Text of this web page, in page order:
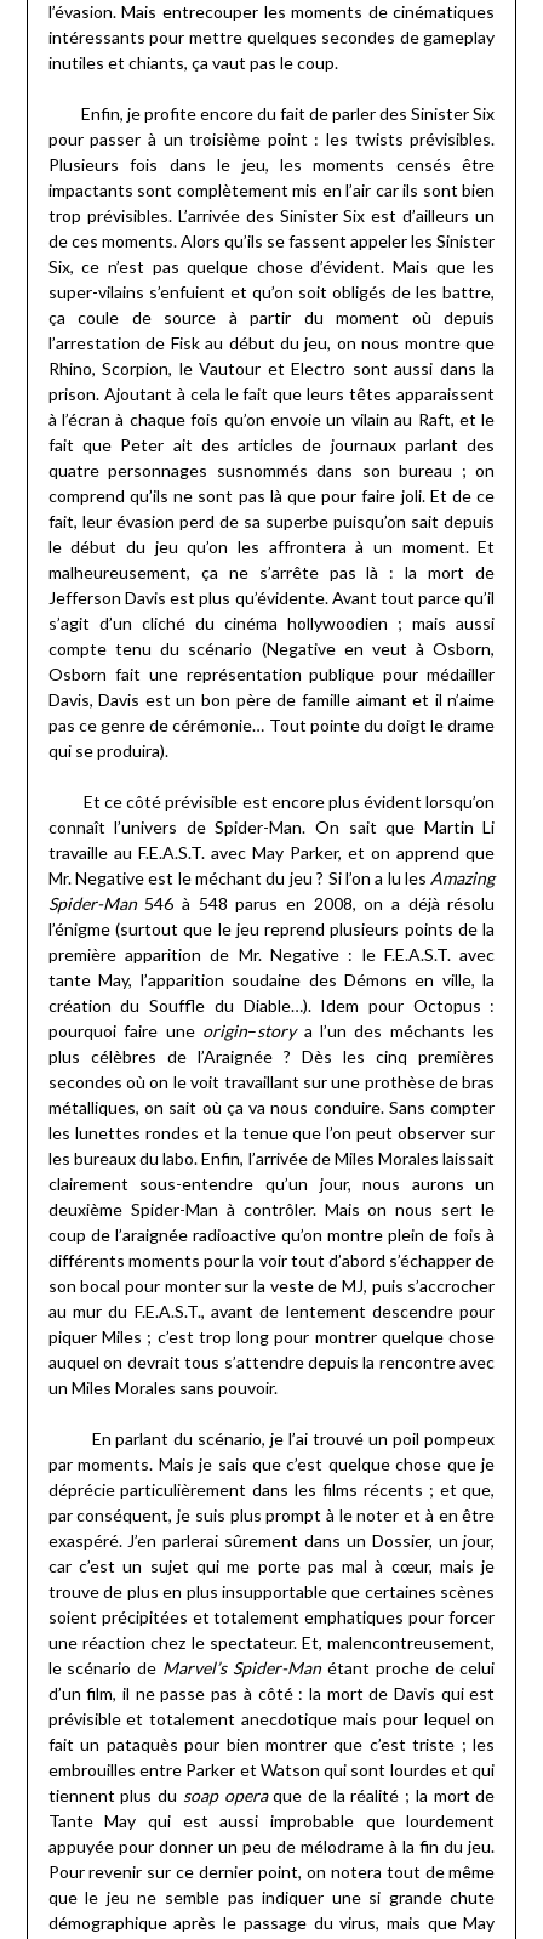
l’évasion. Mais entrecouper les moments de cinématiques
intéressants pour mettre quelques secondes de gameplay
inutiles et chiants, ça vaut pas le coup.
Enfin, je profite encore du fait de parler des Sinister Six
pour passer à un troisième point : les twists prévisibles.
Plusieurs fois dans le jeu, les moments censés être
impactants sont complètement mis en l’air car ils sont bien
trop prévisibles. L’arrivée des Sinister Six est d’ailleurs un
de ces moments. Alors qu’ils se fassent appeler les Sinister
Six, ce n’est pas quelque chose d’évident. Mais que les
super-vilains s’enfuient et qu’on soit obligés de les battre,
ça coule de source à partir du moment où depuis
l’arrestation de Fisk au début du jeu, on nous montre que
Rhino, Scorpion, le Vautour et Electro sont aussi dans la
prison. Ajoutant à cela le fait que leurs têtes apparaissent
à l’écran à chaque fois qu’on envoie un vilain au Raft, et le
fait que Peter ait des articles de journaux parlant des
quatre personnages susnommés dans son bureau ; on
comprend qu’ils ne sont pas là que pour faire joli. Et de ce
fait, leur évasion perd de sa superbe puisqu’on sait depuis
le début du jeu qu’on les affrontera à un moment. Et
malheureusement, ça ne s’arrête pas là : la mort de
Jefferson Davis est plus qu’évidente. Avant tout parce qu’il
s’agit d’un cliché du cinéma hollywoodien ; mais aussi
compte tenu du scénario (Negative en veut à Osborn,
Osborn fait une représentation publique pour médailler
Davis, Davis est un bon père de famille aimant et il n’aime
pas ce genre de cérémonie… Tout pointe du doigt le drame
qui se produira).
Et ce côté prévisible est encore plus évident lorsqu’on
connaît l’univers de Spider-Man. On sait que Martin Li
travaille au F.E.A.S.T. avec May Parker, et on apprend que
Mr. Negative est le méchant du jeu ? Si l’on a lu les Amazing
Spider-Man546 à 548 parus en 2008, on a déjà résolu
l’énigme (surtout que le jeu reprend plusieurs points de la
première apparition de Mr. Negative : le F.E.A.S.T. avec
tante May, l’apparition soudaine des Démons en ville, la
création du Souffle du Diable…). Idem pour Octopus :
pourquoi faire une origin–storya l’un des méchants les
plus célèbres de l’Araignée ? Dès les cinq premières
secondes où on le voit travaillant sur une prothèse de bras
métalliques, on sait où ça va nous conduire. Sans compter
les lunettes rondes et la tenue que l’on peut observer sur
les bureaux du labo. Enfin, l’arrivée de Miles Morales laissait
clairement sous-entendre qu’un jour, nous aurons un
deuxième Spider-Man à contrôler. Mais on nous sert le
coup de l’araignée radioactive qu’on montre plein de fois à
différents moments pour la voir tout d’abord s’échapper de
son bocal pour monter sur la veste de MJ, puis s’accrocher
au mur du F.E.A.S.T., avant de lentement descendre pour
piquer Miles ; c’est trop long pour montrer quelque chose
auquel on devrait tous s’attendre depuis la rencontre avec
un Miles Morales sans pouvoir.
En parlant du scénario, je l’ai trouvé un poil pompeux
par moments. Mais je sais que c’est quelque chose que je
déprécie particulièrement dans les films récents ; et que,
par conséquent, je suis plus prompt à le noter et à en être
exaspéré. J’en parlerai sûrement dans un Dossier, un jour,
car c’est un sujet qui me porte pas mal à cœur, mais je
trouve de plus en plus insupportable que certaines scènes
soient précipitées et totalement emphatiques pour forcer
une réaction chez le spectateur. Et, malencontreusement,
le scénario de Marvel’s Spider-Manétant proche de celui
d’un film, il ne passe pas à côté : la mort de Davis qui est
prévisible et totalement anecdotique mais pour lequel on
fait un pataquès pour bien montrer que c’est triste ; les
embrouilles entre Parker et Watson qui sont lourdes et qui
tiennent plus du soap operaque de la réalité ; la mort de
Tante May qui est aussi improbable que lourdement
appuyée pour donner un peu de mélodrame à la fin du jeu.
Pour revenir sur ce dernier point, on notera tout de même
que le jeu ne semble pas indiquer une si grande chute
démographique après le passage du virus, mais que May